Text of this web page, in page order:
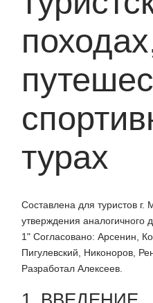
турах
Составлена для туристов г.
утверждения аналогичного
1" Согласовано: Арсенин,
Пигулевский, Никоноров,
Разработал Алексеев.